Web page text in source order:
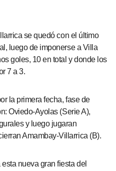
se quedó con el último
luego de imponerse a Villa
goles, 10 en total y donde los
7 a 3.
la primera fecha, fase de
Oviedo-Ayolas (Serie A),
y luego jugaran
Amambay-Villarrica (B).
nueva gran fiesta del